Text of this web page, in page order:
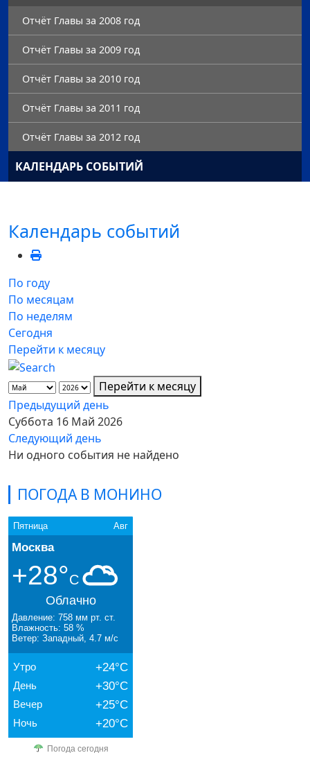
Отчёт Главы за 2008 год
Отчёт Главы за 2009 год
Отчёт Главы за 2010 год
Отчёт Главы за 2011 год
Отчёт Главы за 2012 год
КАЛЕНДАРЬ СОБЫТИЙ
ПОГОДА В МОНИНО
Пятница Авг
Москва
+28°C
Облачно
Давление: 758 мм рт. ст.
Влажность: 58 %
Ветер: Западный, 4.7 м/с
Утро +24°C
День +30°C
Вечер +25°C
Ночь +20°C
Погода сегодня
Календарь событий
По году
По месяцам
По неделям
Сегодня
Перейти к месяцу
Перейти к месяцу
Предыдущий день
Суббота 16 Май 2026
Следующий день
Ни одного события не найдено